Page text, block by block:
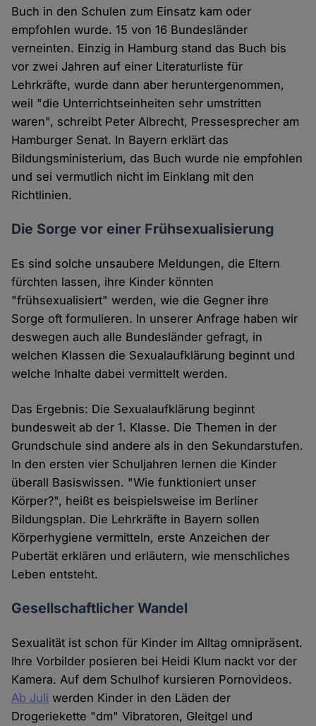
Buch in den Schulen zum Einsatz kam oder
empfohlen wurde. 15 von 16 Bundesländer
verneinten. Einzig in Hamburg stand das Buch bis
vor zwei Jahren auf einer Literaturliste für
Lehrkräfte, wurde dann aber heruntergenommen,
weil "die Unterrichtseinheiten sehr umstritten
waren", schreibt Peter Albrecht, Pressesprecher am
Hamburger Senat. In Bayern erklärt das
Bildungsministerium, das Buch wurde nie empfohlen
und sei vermutlich nicht im Einklang mit den
Richtlinien.
Die Sorge vor einer Frühsexualisierung
Es sind solche unsaubere Meldungen, die Eltern
fürchten lassen, ihre Kinder könnten
"frühsexualisiert" werden, wie die Gegner ihre
Sorge oft formulieren. In unserer Anfrage haben wir
deswegen auch alle Bundesländer gefragt, in
welchen Klassen die Sexualaufklärung beginnt und
welche Inhalte dabei vermittelt werden.
Das Ergebnis: Die Sexualaufklärung beginnt
bundesweit ab der 1. Klasse. Die Themen in der
Grundschule sind andere als in den Sekundarstufen.
In den ersten vier Schuljahren lernen die Kinder
überall Basiswissen. "Wie funktioniert unser
Körper?", heißt es beispielsweise im Berliner
Bildungsplan. Die Lehrkräfte in Bayern sollen
Körperhygiene vermitteln, erste Anzeichen der
Pubertät erklären und erläutern, wie menschliches
Leben entsteht.
Gesellschaftlicher Wandel
Sexualität ist schon für Kinder im Alltag omnipräsent.
Ihre Vorbilder posieren bei Heidi Klum nackt vor der
Kamera. Auf dem Schulhof kursieren Pornovideos.
Ab Juli werden Kinder in den Läden der
Drogeriekette "dm" Vibratoren, Gleitgel und